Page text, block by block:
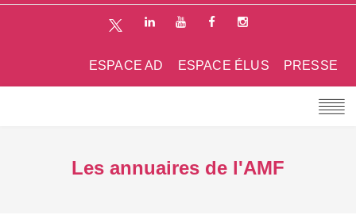
PRESSE
ESPACE ÉLUS
ESPACE AD
Les annuaires de l'AMF